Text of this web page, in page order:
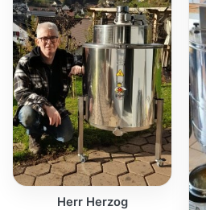
Herr Herzog